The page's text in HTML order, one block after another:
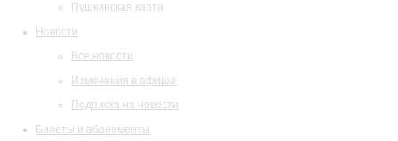
Пушкинская карта
Новости
Все новости
Изменения в афише
Подписка на новости
Билеты и абонементы